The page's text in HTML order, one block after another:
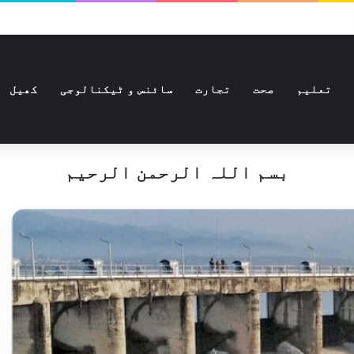
تعلیم صحت تجارت سائنس و ٹیکنالوجی کھیل
بسم اللہ الرحمن الرحیم